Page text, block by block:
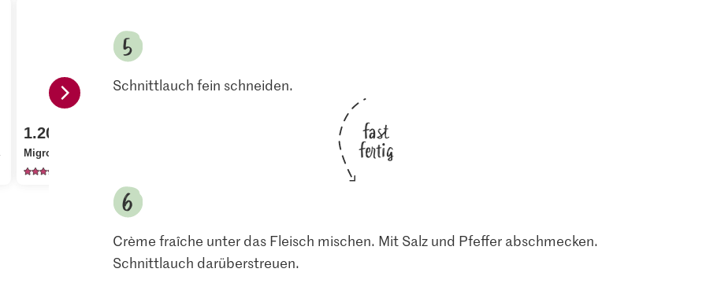
1.20
Migros Schnittlauch Migros Äpfel Gala
3410
Schnittlauch fein schneiden.
fast
fertig
Crème fraîche unter das Fleisch mischen. Mit Salz und Pfeffer abschmecken.
Schnittlauch darüberstreuen.